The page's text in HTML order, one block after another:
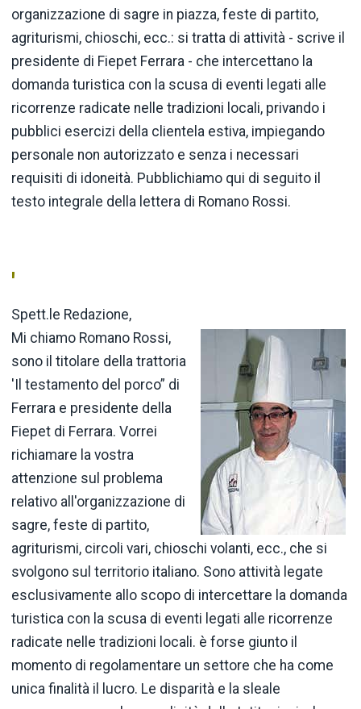
organizzazione di sagre in piazza, feste di partito,
agriturismi, chioschi, ecc.: si tratta di attività - scrive il
presidente di Fiepet Ferrara - che intercettano la
domanda turistica con la scusa di eventi legati alle
ricorrenze radicate nelle tradizioni locali, privando i
pubblici esercizi della clientela estiva, impiegando
personale non autorizzato e senza i necessari
requisiti di idoneità. Pubblichiamo qui di seguito il
testo integrale della lettera di Romano Rossi.
'
Spett.le Redazione,
Mi chiamo Romano Rossi,
sono il titolare della trattoria
'Il testamento del porco” di
Ferrara e presidente della
Fiepet di Ferrara. Vorrei
richiamare la vostra
attenzione sul problema
relativo all'organizzazione di
sagre, feste di partito,
agriturismi, circoli vari, chioschi volanti, ecc., che si
svolgono sul territorio italiano. Sono attività legate
esclusivamente allo scopo di intercettare la domanda
turistica con la scusa di eventi legati alle ricorrenze
radicate nelle tradizioni locali. è forse giunto il
momento di regolamentare un settore che ha come
unica finalità il lucro. Le disparità e la sleale